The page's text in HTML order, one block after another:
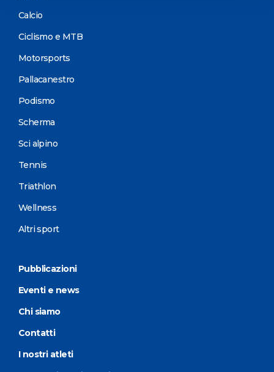
Calcio
Ciclismo e MTB
Motorsports
Pallacanestro
Podismo
Scherma
Sci alpino
Tennis
Triathlon
Wellness
Altri sport
Pubblicazioni
Eventi e news
Chi siamo
Contatti
I nostri atleti